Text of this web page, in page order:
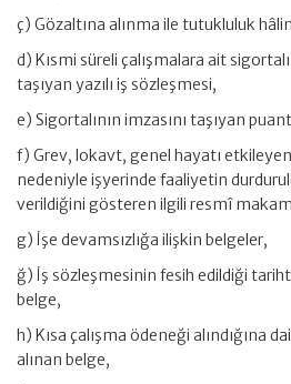
ç) Gözaltına alınma ile tutukluluk
d) Kısmi süreli çalışmalara ait
taşıyan yazılı iş sözleşmesi,
e) Sigortalının imzasını taşıyan
f) Grev, lokavt, genel hayatı
nedeniyle işyerinde faaliyetin
verildiğini gösteren ilgili resmî
g) İşe devamsızlığa ilişkin belgeler,
ğ) İş sözleşmesinin fesih edildiği
belge,
h) Kısa çalışma ödeneği alındığına
alınan belge,